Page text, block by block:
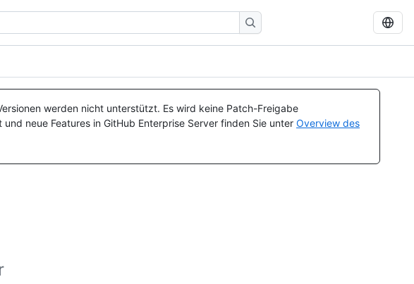
werden nicht unterstützt. Es wird keine Patch-Freigabe
neue Features in GitHub Enterprise Server finden Sie unter Overview des